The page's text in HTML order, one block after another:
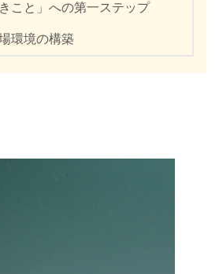
こと」への第一ステップ
環境の構築